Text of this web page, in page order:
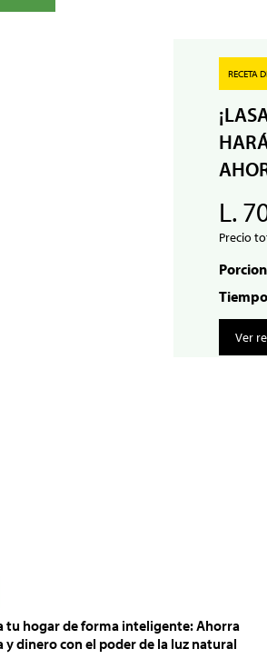
RECETA
L.
Precio
Ver
tu hogar de forma inteligente: Ahorra
y dinero con el poder de la luz natural